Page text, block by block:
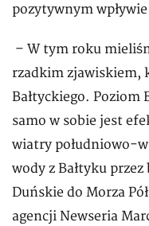
pozytywnym
– W tym roku
rzadkim zjawiskiem,
Bałtyckiego. Poziom
samo w sobie jest
wiatry południowo-
wody z Bałtyku
Duńskie do Morza
agencji Newseria